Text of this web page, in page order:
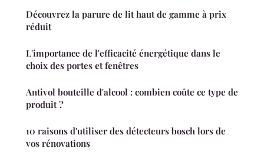
Découvrez la parure de lit haut de gamme à prix
réduit
L'importance de l'efficacité énergétique dans le
choix des portes et fenêtres
Antivol bouteille d'alcool : combien coûte ce type de
produit ?
10 raisons d'utiliser des détecteurs bosch lors de
vos rénovations